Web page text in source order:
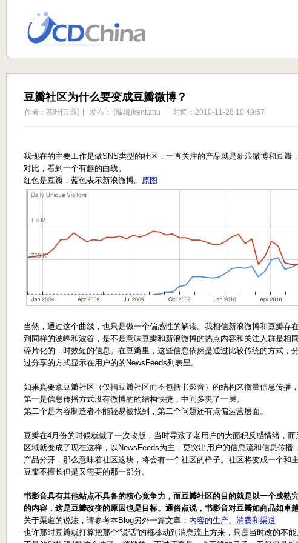
豆瓣社区为什么要变成豆瓣微博？
作者：茶叶[云透] | 发布： (编辑)kent.zhu | 时间：2010-11-28 10:49:57
我现在的主要工作是做SNS类型的社区，一直关注的产品就是新浪微博和豆瓣
对比，看到一个有趣的曲线。
红色是豆瓣，蓝色表示新浪微博。 原图
当然，通过这个曲线，也只是做一个偏感性的解读。我相信新浪微博和豆瓣存
到同样的波峰和波谷，是不是意味豆瓣和新浪微博的热点内容和关注人群是相
碎片化的，时效短的信息。在豆瓣里，这些信息依然是通过比较传统的方式，
过分享的方式显示在用户的的NewsFeeds列表里。
如果真要拿豆瓣社区（仅指豆瓣社区而不包括书影音）的结构来衡量信息传播
第一是信息传播方式没有微博的的结构快捷，中间多夹了一层。
第二个是内容制造者不能轻易被找到，第二个问题还有点偏运营层面。
豆瓣在4月份的时候就做了一次改版，当时导致了老用户的大面积反感情绪，
区域就变成了现在这样，以NewsFeeds为主，更突出用户的信息流和信息传播
产品分开，那么意味着社区这块，将会有一个社区的样子。社区将变成一个和
豆瓣不擅长但是又需要的那一部分。
书影音具有其他站点不具备的核心竞争力，而豆瓣社区的目的就是以一个成熟
的内容，这是豆瓣改变的原因也是目标。通俗点说，书影音对豆瓣如商品如卓
关于渠道的说法，请参考本Blog另外一篇文章： 内容的生产、消费和渠道
也许那时豆瓣就打算把那个“说话”的框移动到消息流上方来，只是当时改的不能